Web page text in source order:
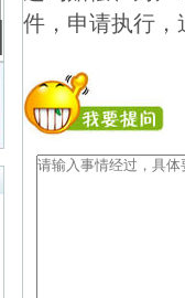
件，申请执行，